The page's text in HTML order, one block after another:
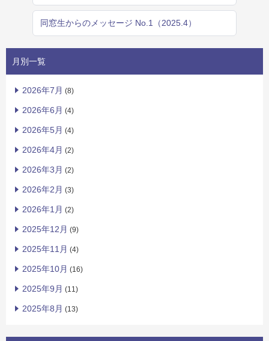
同窓生からのメッセージ No.1（2025.4）
月別一覧
2026年7月 (8)
2026年6月 (4)
2026年5月 (4)
2026年4月 (2)
2026年3月 (2)
2026年2月 (3)
2026年1月 (2)
2025年12月 (9)
2025年11月 (4)
2025年10月 (16)
2025年9月 (11)
2025年8月 (13)